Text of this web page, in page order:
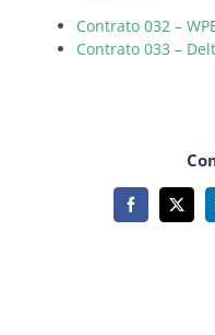
Contrato 032 –
Contrato 033 –
Facebook
X